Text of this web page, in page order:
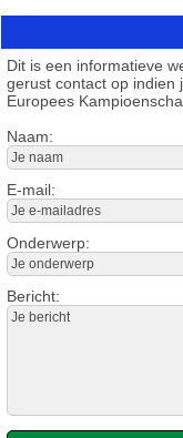
Dit is een informatieve
gerust contact op indien
Europees
Naam:
E-mail:
Onderwerp:
Bericht: